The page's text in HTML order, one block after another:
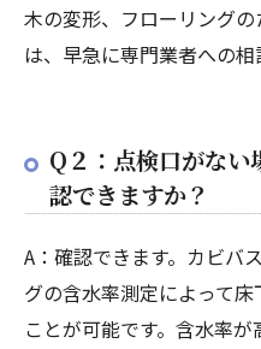
木の変形、フローリング
は、早急に専門業者への相
Q２：点検口がな
認できますか？
A：確認できます。カビバ
グの含水率測定によって
ことが可能です。含水率